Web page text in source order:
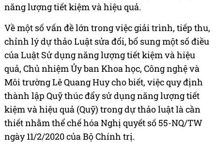
năng lượng tiết kiệm và hiệu quả.
Về một số vấn đề lớn trong việc giải trình, tiếp thu,
chỉnh lý dự thảo Luật sửa đổi, bổ sung một số điều
của Luật Sử dụng năng lượng tiết kiệm và hiệu
quả, Chủ nhiệm Ủy ban Khoa học, Công nghệ và
Môi trường Lê Quang Huy cho biết, việc quy định
thành lập Quỹ thúc đẩy sử dụng năng lượng tiết
kiệm và hiệu quả (Quỹ) trong dự thảo luật là cần
thiết nhằm thể chế hóa Nghị quyết số 55-NQ/TW
ngày 11/2/2020 của Bộ Chính trị.